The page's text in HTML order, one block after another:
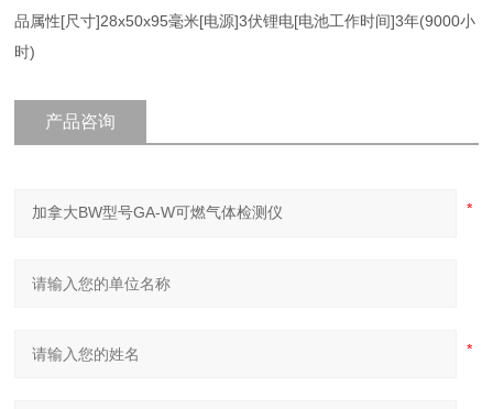
品属性[尺寸]28x50x95毫米[电源]3伏锂电[电池工作时间]3年(9000小
时)
产品咨询